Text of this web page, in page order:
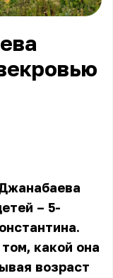
– 5-
какой она
возраст